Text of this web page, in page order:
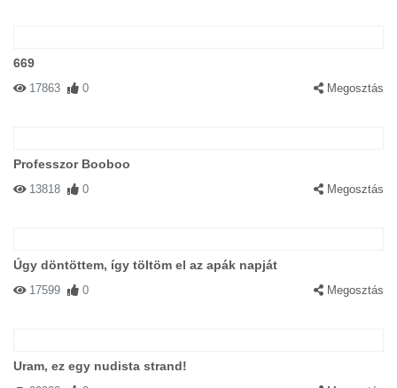
669
17863 0 Megosztás
Professzor Booboo
13818 0 Megosztás
Úgy döntöttem, így töltöm el az apák napját
17599 0 Megosztás
Uram, ez egy nudista strand!